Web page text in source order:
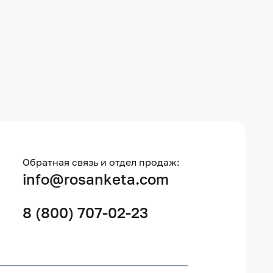
Обратная связь и отдел продаж:
info@rosanketa.com
8 (800) 707-02-23